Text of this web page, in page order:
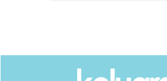
harga lebih murah hanya di GO SHOP